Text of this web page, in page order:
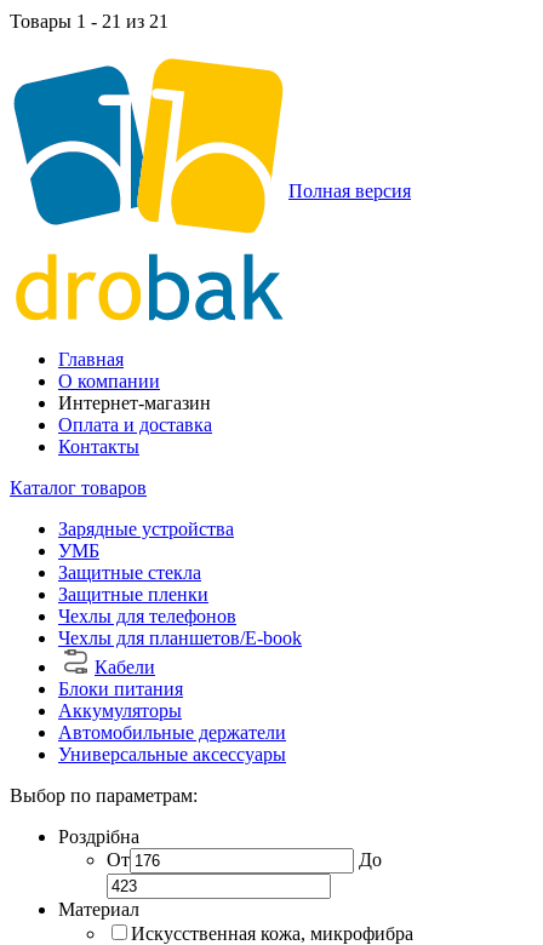
Товары 1 - 21 из 21
Полная версия
Главная
О компании
Интернет-магазин
Оплата и доставка
Контакты
Каталог товаров
Зарядные устройства
УМБ
Защитные стекла
Защитные пленки
Чехлы для телефонов
Чехлы для планшетов/E-book
Кабели
Блоки питания
Аккумуляторы
Автомобильные держатели
Универсальные аксессуары
Выбор по параметрам:
Роздрібна
От
До
Материал
Искусственная кожа, микрофибра